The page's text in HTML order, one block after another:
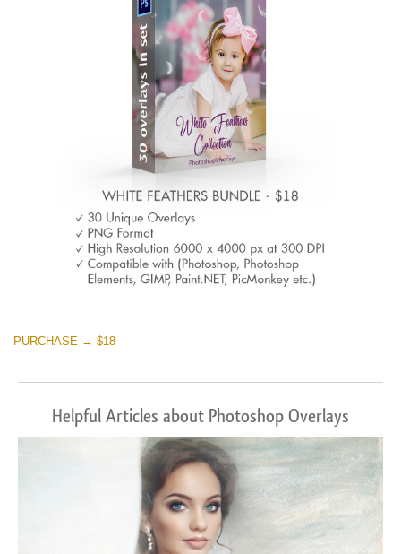
PURCHASE → $18
Helpful Articles about Photoshop Overlays